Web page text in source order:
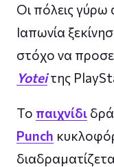
Οι πόλεις
Ιαπωνία
στόχο να
Yoteiτης
Το παιχνίδι
Punch